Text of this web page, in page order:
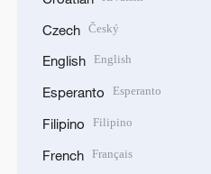
Czech Český
English English
Esperanto Esperanto
Filipino Filipino
French Français